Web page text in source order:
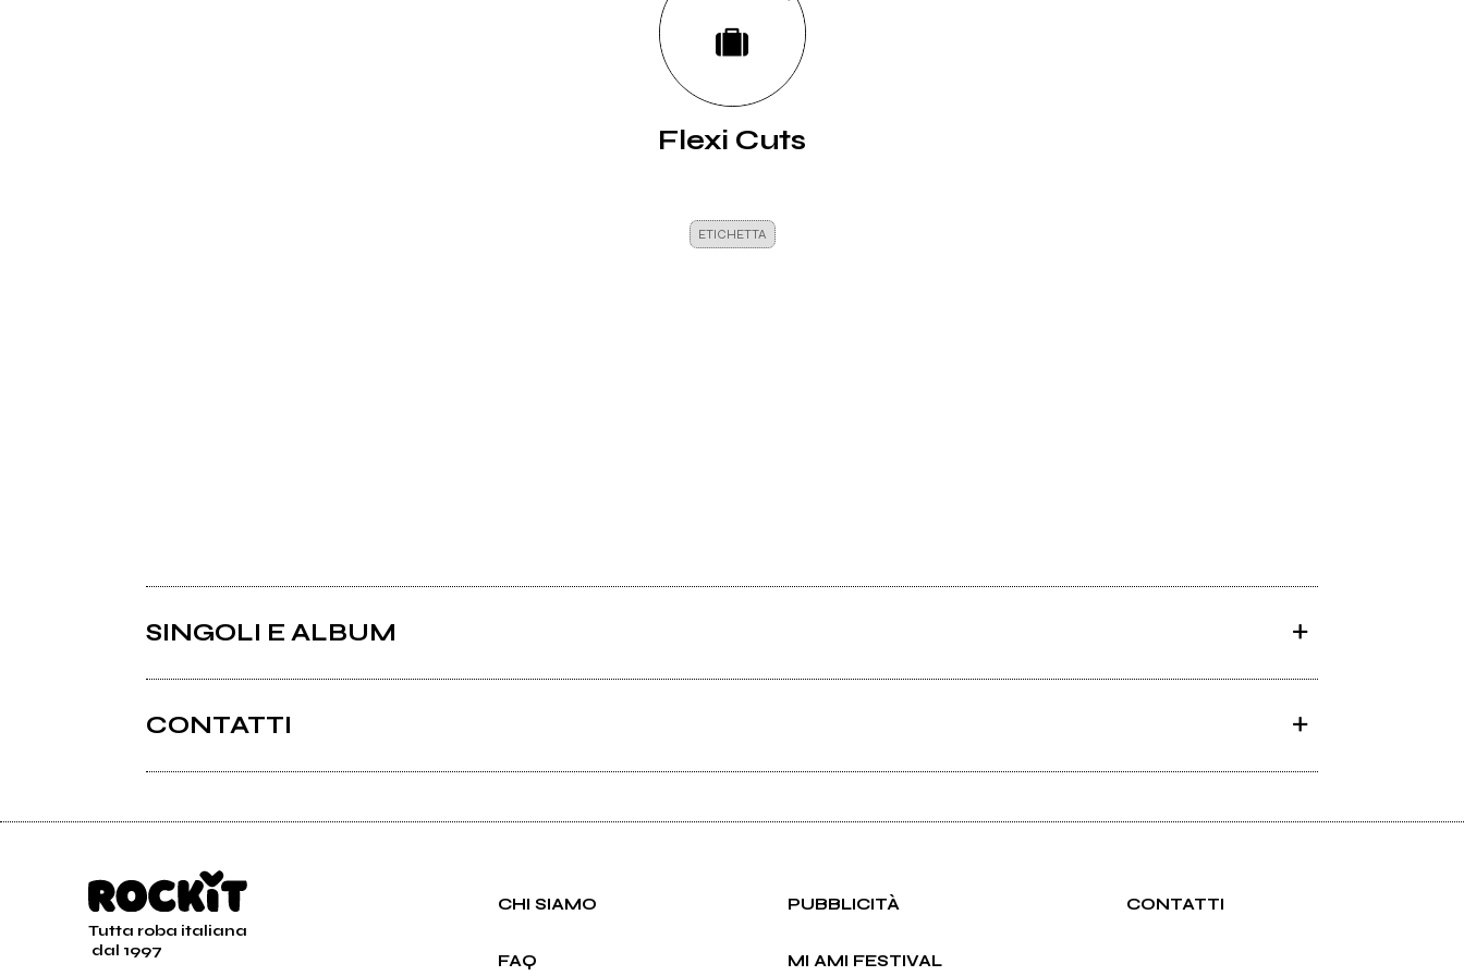
Flexi Cuts
ETICHETTA
SINGOLI E ALBUM
2022
CONTATTI
Invia messaggio
Tutta roba italiana
dal 1997
CHI SIAMO PUBBLICITÀ CONTATTI
FAQ MI AMI FESTIVAL